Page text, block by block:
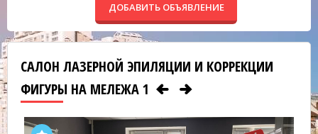
ДОБАВИТЬ ОБЪЯВЛЕНИЕ
САЛОН ЛАЗЕРНОЙ ЭПИЛЯЦИИ И КОРРЕКЦИИ
ФИГУРЫ НА МЕЛЕЖА 1